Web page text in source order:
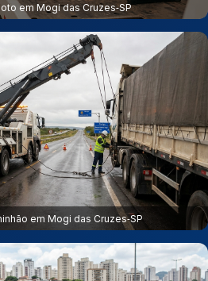
em Mogi das Cruzes‑SP
em Mogi das Cruzes‑SP